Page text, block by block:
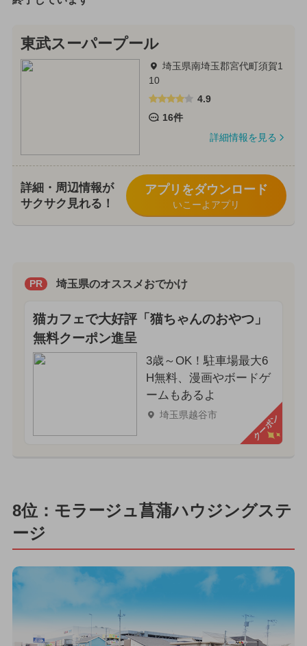
東武スーパープール
埼玉県南埼玉郡宮代町須賀1
10
4.9
16件
詳細情報を見る
詳細・周辺情報が
サクサク見れる！
アプリをダウンロード
いこーよアプリ
PR 埼玉県のオススメおでかけ
猫カフェで大好評「猫ちゃんのおやつ」
無料クーポン進呈
3歳～OK！駐車場最大6
H無料、漫画やボードゲ
ームもあるよ
埼玉県越谷市 クーポン
8位：モラージュ菖蒲ハウジングステ
ージ